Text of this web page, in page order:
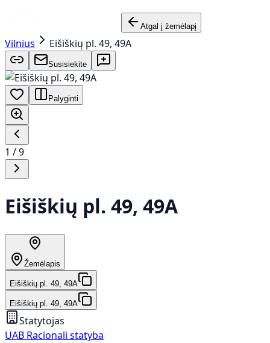
Atgal į žemėlapį
Vilnius Eišiškių pl. 49, 49A
Susisiekite
Palyginti
1 /9
Eišiškių pl. 49, 49A
Žemėlapis
Eišiškių pl. 49, 49A
Eišiškių pl. 49, 49A
Statytojas
UAB Racionali statyba